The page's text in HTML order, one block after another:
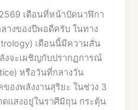
เดือนที่หน้าปัดนาฬิกา
างของปีพอดีครับ ในทาง
เดือนนี้มีความสั่น
ลังจะเผชิญกับปรากฏการณ์
หรือวันที่กลางวัน
องพลังงานสุริยะ ในช่วง 3
แสงอยู่ในราศีมิถุน กระตุ้น